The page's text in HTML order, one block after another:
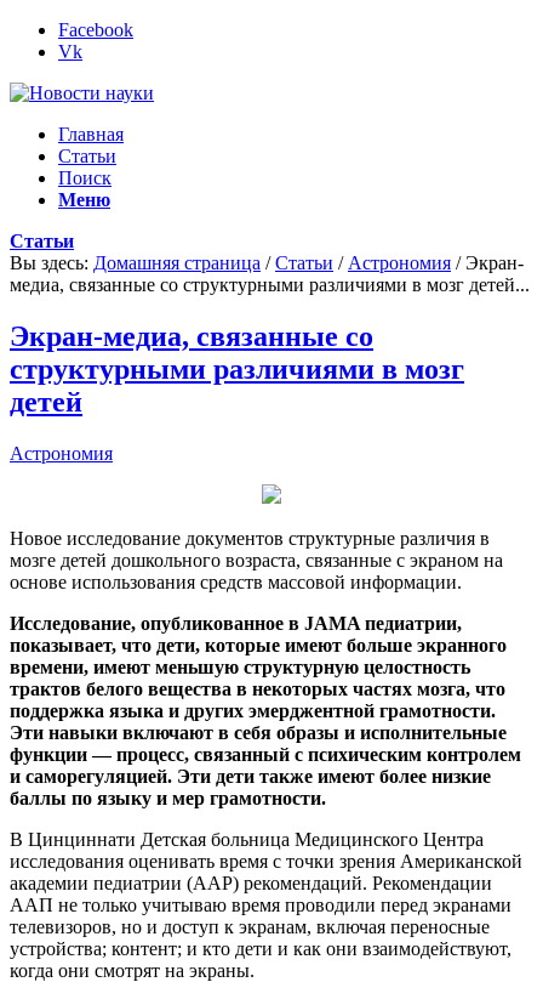
Facebook
Vk
Главная
Статьи
Поиск
Меню
Статьи
Вы здесь: Домашняя страница / Статьи / Астрономия / Экран-
медиа, связанные со структурными различиями в мозг детей...
Экран-медиа, связанные со
структурными различиями в мозг
детей
Астрономия
Новое исследование документов структурные различия в
мозге детей дошкольного возраста, связанные с экраном на
основе использования средств массовой информации.
Исследование, опубликованное в JAMA педиатрии,
показывает, что дети, которые имеют больше экранного
времени, имеют меньшую структурную целостность
трактов белого вещества в некоторых частях мозга, что
поддержка языка и других эмерджентной грамотности.
Эти навыки включают в себя образы и исполнительные
функции — процесс, связанный с психическим контролем
и саморегуляцией. Эти дети также имеют более низкие
баллы по языку и мер грамотности.
В Цинциннати Детская больница Медицинского Центра
исследования оценивать время с точки зрения Американской
академии педиатрии (AAP) рекомендаций. Рекомендации
ААП не только учитываю время проводили перед экранами
телевизоров, но и доступ к экранам, включая переносные
устройства; контент; и кто дети и как они взаимодействуют,
когда они смотрят на экраны.